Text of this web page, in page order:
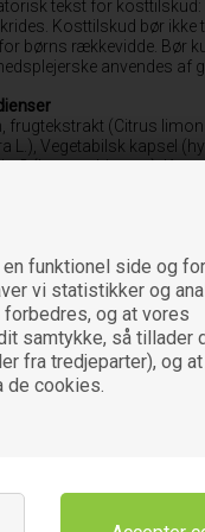
funktionel side og
vi statistikker og
og at vores
samtykke, så tillader
fra tredjeparter), og
de cookies.
tekst for kosttilskud:
Kosttilskud bør ikke
børns rækkevidde. Bør
anvendes af
frugtekstrakt (Citrus
L.), Vegetabilsk kapsel
C (L-ascorbinsyre),
angivet en * ved en
dosis
dagligt - til et måltid.
C (mg)